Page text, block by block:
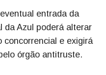
entrada da
da Azul poderá alterar
concorrencial e exigirá
órgão antitruste.